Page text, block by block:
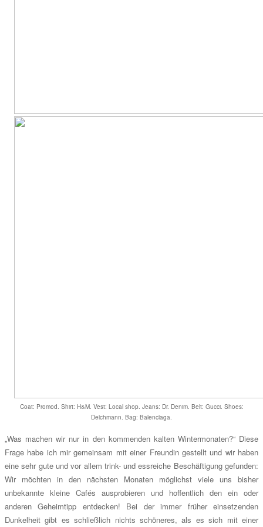
Coat: Promod. Shirt: H&M. Vest: Local shop. Jeans: Dr. Denim. Belt: Gucci. Shoes:
Deichmann. Bag: Balenciaga.
„Was machen wir nur in den kommenden kalten Wintermonaten?“ Diese
Frage habe ich mir gemeinsam mit einer Freundin gestellt und wir haben
eine sehr gute und vor allem trink- und essreiche Beschäftigung gefunden:
Wir möchten in den nächsten Monaten möglichst viele uns bisher
unbekannte kleine Cafés ausprobieren und hoffentlich den ein oder
anderen Geheimtipp entdecken! Bei der immer früher einsetzenden
Dunkelheit gibt es schließlich nichts schöneres, als es sich mit einer